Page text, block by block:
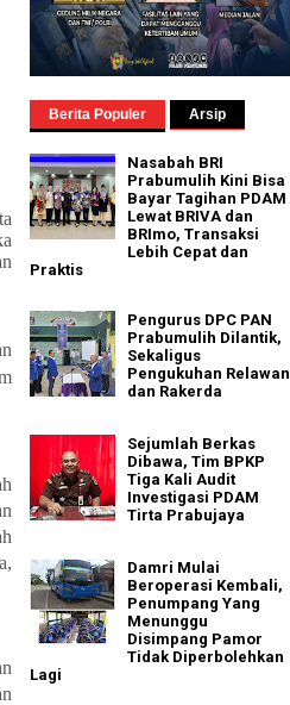
Berita Populer Arsip
Nasabah BRI
Prabumulih Kini Bisa
Bayar Tagihan PDAM
Lewat BRIVA dan
BRImo, Transaksi
Lebih Cepat dan
Praktis
Pengurus DPC PAN
Prabumulih Dilantik,
Sekaligus
Pengukuhan Relawan
dan Rakerda
Sejumlah Berkas
Dibawa, Tim BPKP
Tiga Kali Audit
Investigasi PDAM
Tirta Prabujaya
Damri Mulai
Beroperasi Kembali,
Penumpang Yang
Menunggu
Disimpang Pamor
Tidak Diperbolehkan
Lagi